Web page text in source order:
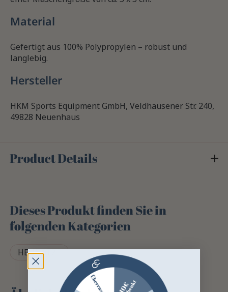
Material
Gefertigt aus 100% Polypropylen – robust und
langlebig.
Hersteller
HKM Sports Equipment GmbH, Veldhausener Str. 240,
49828 Neuenhaus
Product Details
Dieses Produkt finden Sie in
folgenden Kategorien
HEUNETZE